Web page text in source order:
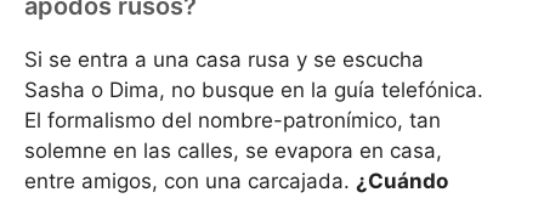
apodos rusos?
Si se entra a una casa rusa y se escucha
Sasha o Dima, no busque en la guía telefónica.
El formalismo del nombre-patronímico, tan
solemne en las calles, se evapora en casa,
entre amigos, con una carcajada. ¿Cuándo